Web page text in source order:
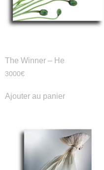
The Winner – He
3000€
Ajouter au panier